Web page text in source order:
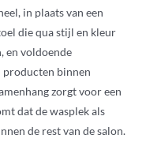
in plaats van een
die qua stijl en kleur
en voldoende
producten binnen
zorgt voor een
dat de wasplek als
de rest van de salon.